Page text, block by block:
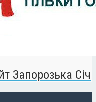
Запорозька Січ